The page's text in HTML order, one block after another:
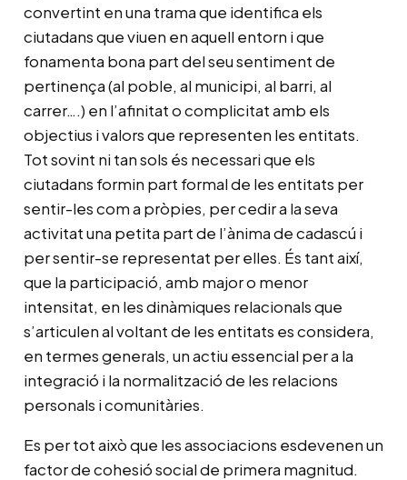
convertint en una trama que identifica els
ciutadans que viuen en aquell entorn i que
fonamenta bona part del seu sentiment de
pertinença (al poble, al municipi, al barri, al
carrer….) en l’afinitat o complicitat amb els
objectius i valors que representen les entitats.
Tot sovint ni tan sols és necessari que els
ciutadans formin part formal de les entitats per
sentir-les com a pròpies, per cedir a la seva
activitat una petita part de l’ànima de cadascú i
per sentir-se representat per elles. És tant així,
que la participació, amb major o menor
intensitat, en les dinàmiques relacionals que
s’articulen al voltant de les entitats es considera,
en termes generals, un actiu essencial per a la
integració i la normalització de les relacions
personals i comunitàries.
Es per tot això que les associacions esdevenen un
factor de cohesió social de primera magnitud.